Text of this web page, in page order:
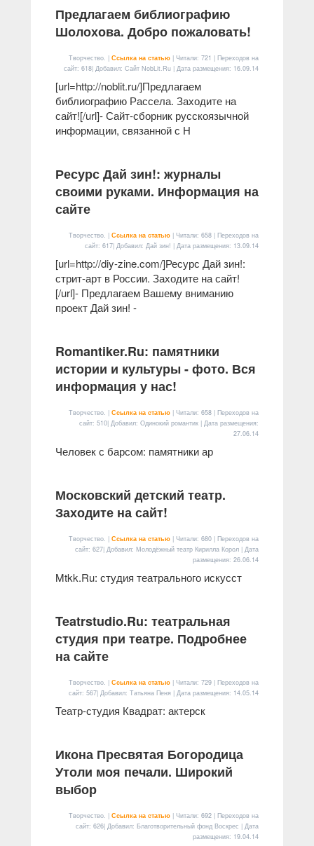
Предлагаем библиографию
Шолохова. Добро пожаловать!
Творчество. | Ссылка на статью | Читали: 721 | Переходов на
сайт: 618| Добавил: Сайт NobLit.Ru | Дата размещения: 16.09.14
[url=http://noblit.ru/]Предлагаем
библиографию Рассела. Заходите на
сайт![/url]- Сайт-сборник русскоязычной
информации, связанной с Н
Ресурс Дай зин!: журналы
своими руками. Информация на
сайте
Творчество. | Ссылка на статью | Читали: 658 | Переходов на
сайт: 617| Добавил: Дай зин! | Дата размещения: 13.09.14
[url=http://diy-zine.com/]Ресурс Дай зин!:
стрит-арт в России. Заходите на сайт!
[/url]- Предлагаем Вашему вниманию
проект Дай зин! -
Romantiker.Ru: памятники
истории и культуры - фото. Вся
информация у нас!
Творчество. | Ссылка на статью | Читали: 658 | Переходов на
сайт: 510| Добавил: Одинокий романтик | Дата размещения:
27.06.14
Человек с барсом: памятники ар
Московский детский театр.
Заходите на сайт!
Творчество. | Ссылка на статью | Читали: 680 | Переходов на
сайт: 627| Добавил: Молодёжный театр Кирилла Корол | Дата
размещения: 26.06.14
Mtkk.Ru: студия театрального искусст
Teatrstudio.Ru: театральная
студия при театре. Подробнее
на сайте
Творчество. | Ссылка на статью | Читали: 729 | Переходов на
сайт: 567| Добавил: Татьяна Пеня | Дата размещения: 14.05.14
Театр-студия Квадрат: актерск
Икона Пресвятая Богородица
Утоли моя печали. Широкий
выбор
Творчество. | Ссылка на статью | Читали: 692 | Переходов на
сайт: 626| Добавил: Благотворительный фонд Воскрес | Дата
размещения: 19.04.14